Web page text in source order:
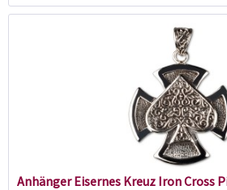
Anhänger Eisernes Kreuz Iron Cross